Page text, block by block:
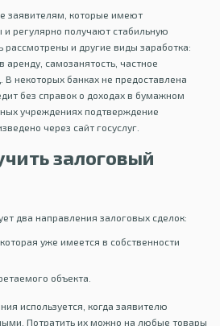
заявителям, которые имеют
регулярно получают стабильную
рассмотрены и другие виды заработка:
аренду, самозанятость, частное
В некоторых банках не предоставлена
без справок о доходах в бумажном
учреждениях подтверждение
через сайт госуслуг.
залоговый
два направления залоговых сделок:
уже имеется в собственности
объекта.
используется, когда заявителю
Потратить их можно на любые товары